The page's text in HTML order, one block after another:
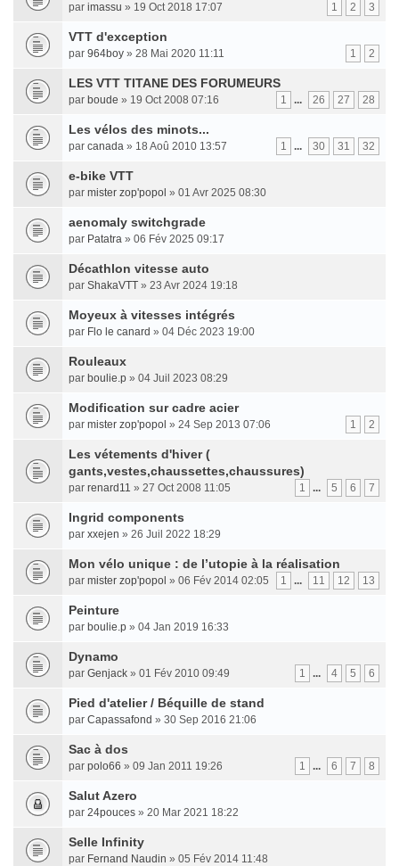
1 2 3
par imassu » 19 Oct 2018 17:07
VTT d'exception
1 2
par 964boy » 28 Mai 2020 11:11
LES VTT TITANE DES FORUMEURS
1 ... 26 27 28
par boude » 19 Oct 2008 07:16
Les vélos des minots...
1 ... 30 31 32
par canada » 18 Aoû 2010 13:57
e-bike VTT
par mister zop'popol » 01 Avr 2025 08:30
aenomaly switchgrade
par Patatra » 06 Fév 2025 09:17
Décathlon vitesse auto
par ShakaVTT » 23 Avr 2024 19:18
Moyeux à vitesses intégrés
par Flo le canard » 04 Déc 2023 19:00
Rouleaux
par boulie.p » 04 Juil 2023 08:29
Modification sur cadre acier
1 2
par mister zop'popol » 24 Sep 2013 07:06
Les vétements d'hiver (
gants,vestes,chaussettes,chaussures)
1 ... 5 6 7
par renard11 » 27 Oct 2008 11:05
Ingrid components
par xxejen » 26 Juil 2022 18:29
Mon vélo unique : de l’utopie à la réalisation
1 ... 11 12 13
par mister zop'popol » 06 Fév 2014 02:05
Peinture
par boulie.p » 04 Jan 2019 16:33
Dynamo
1 ... 4 5 6
par Genjack » 01 Fév 2010 09:49
Pied d'atelier / Béquille de stand
par Capassafond » 30 Sep 2016 21:06
Sac à dos
1 ... 6 7 8
par polo66 » 09 Jan 2011 19:26
Salut Azero
par 24pouces » 20 Mar 2021 18:22
Selle Infinity
par Fernand Naudin » 05 Fév 2014 11:48